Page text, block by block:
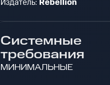
Издатель: Rebellion
Системные
требования
МИНИМАЛЬНЫЕ